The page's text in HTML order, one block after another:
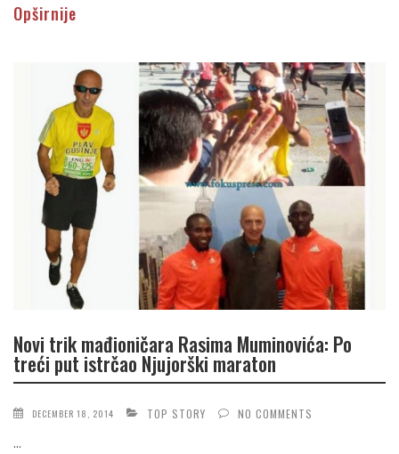
Opširnije
Novi trik mađioničara Rasima Muminovića: Po
treći put istrčao Njujorški maraton
DECEMBER 18, 2014 TOP STORY NO COMMENTS
...